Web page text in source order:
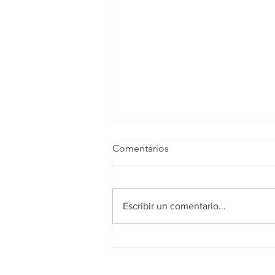
Comentarios
Escribir un comentario...